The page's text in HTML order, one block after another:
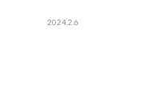
2024.2.6